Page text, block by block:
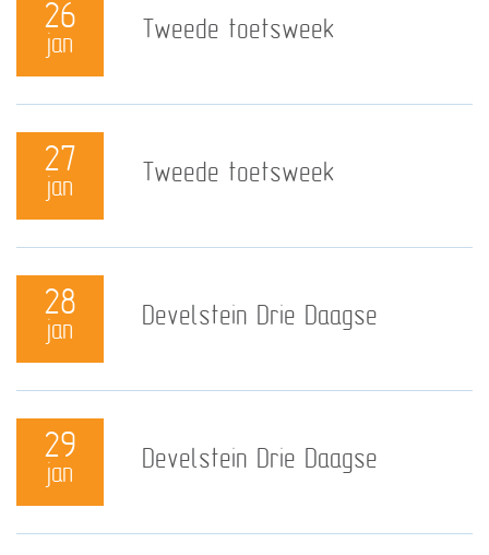
26
jan
Tweede toetsweek
27
jan
Tweede toetsweek
28
jan
Develstein Drie Daagse
29
jan
Develstein Drie Daagse